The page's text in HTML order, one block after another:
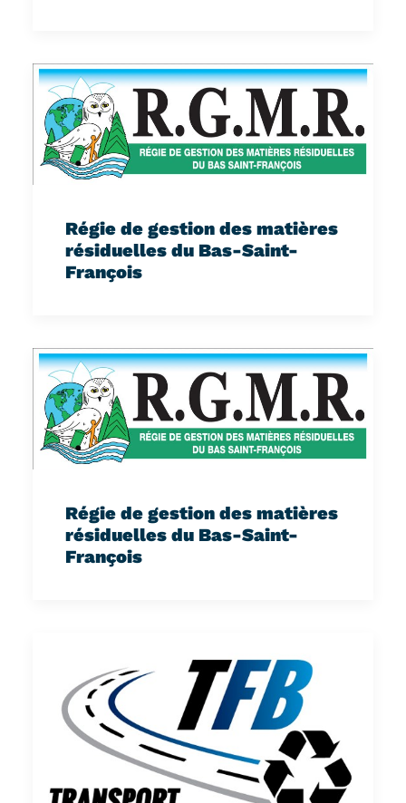
Régie de gestion des matières
résiduelles du Bas-Saint-
François
Régie de gestion des matières
résiduelles du Bas-Saint-
François